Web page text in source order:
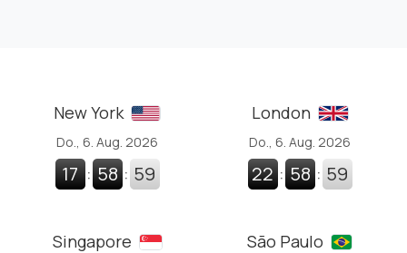
New York
Do., 6. Aug. 2026
17 : 59 : 00
London
Do., 6. Aug. 2026
22 : 59 : 00
Singapore São Paulo